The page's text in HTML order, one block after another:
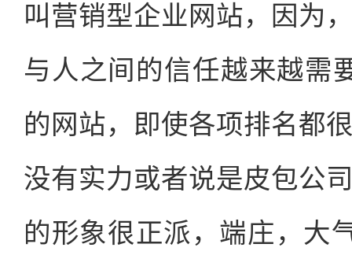
叫营销型企业网站，因为
与人之间的信任越来越需
的网站，即使各项排名都
没有实力或者说是皮包公
的形象很正派，端庄，大